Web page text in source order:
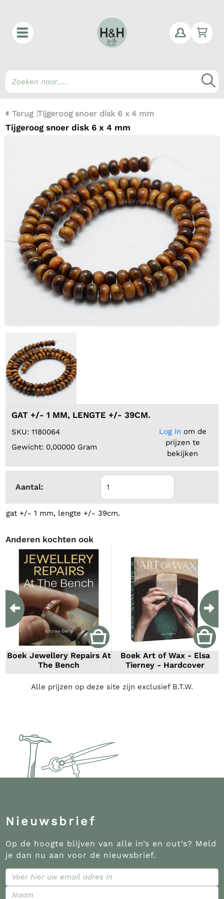
Terug Tijgeroog snoer disk 6 x 4 mm
Tijgeroog snoer disk 6 x 4 mm
GAT +/- 1 MM, LENGTE +/- 39CM.
SKU: 1180064
Gewicht: 0,00000 Gram
Log in om de
prijzen te
bekijken
Aantal:
gat +/- 1 mm, lengte +/- 39cm.
Anderen kochten ook
Boek Jewellery Repairs At
The Bench
Boek Art of Wax - Elsa
Tierney - Hardcover
Previous
Alle prijzen op deze site zijn exclusief B.T.W.
Nieuwsbrief
Op de hoogte blijven van alle in’s en out’s? Meld
je dan nu aan voor de nieuwsbrief.